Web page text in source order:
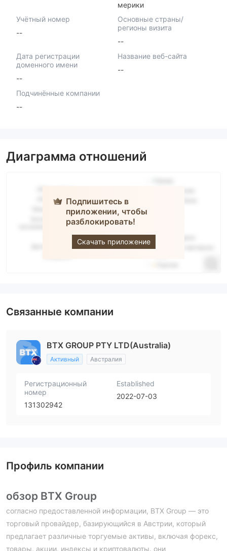
мерики
Учётный номер
--
Основные страны/
регионы визита
--
Дата регистрации
доменного имени
--
Название веб-сайта
--
Подчинённые компании
--
Диаграмма отношений
Подпишитесь в
приложении, чтобы
разблокировать!
Скачать приложение
BTX Group
Связанные компании
BTX GROUP PTY LTD(Australia)
Активный Австралия
Регистрационный
номер
131302942
Established
2022-07-03
Профиль компании
обзор BTX Group
согласно предоставленной информации, BTX Group — это
торговый провайдер, базирующийся в Австрии, который
предлагает различные торгуемые активы, включая форекс,
товары, акции, индексы и криптовалюты. они